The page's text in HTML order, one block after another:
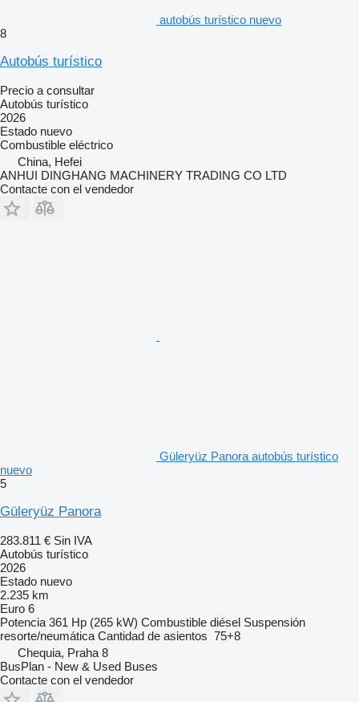
autobús turístico nuevo
8
Autobús turístico
Precio a consultar
Autobús turístico
2026
Estado nuevo
Combustible eléctrico
China, Hefei
ANHUI DINGHANG MACHINERY TRADING CO LTD
Contacte con el vendedor
Güleryüz Panora autobús turístico
nuevo
5
Güleryüz Panora
283.811 € Sin IVA
Autobús turístico
2026
Estado nuevo
2.235 km
Euro 6
Potencia 361 Hp (265 kW) Combustible diésel Suspensión
resorte/neumática Cantidad de asientos 75+8
Chequia, Praha 8
BusPlan - New & Used Buses
Contacte con el vendedor